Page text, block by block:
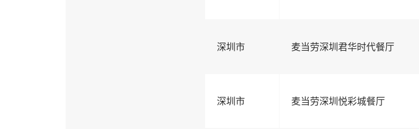
深圳市 麦当劳深圳君华时代餐厅
深圳市 麦当劳深圳悦彩城餐厅